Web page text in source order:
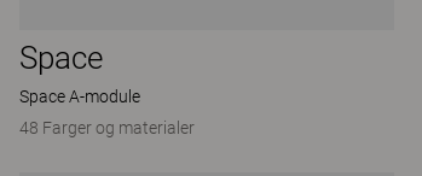
Space
Space A-module
48 Farger og materialer